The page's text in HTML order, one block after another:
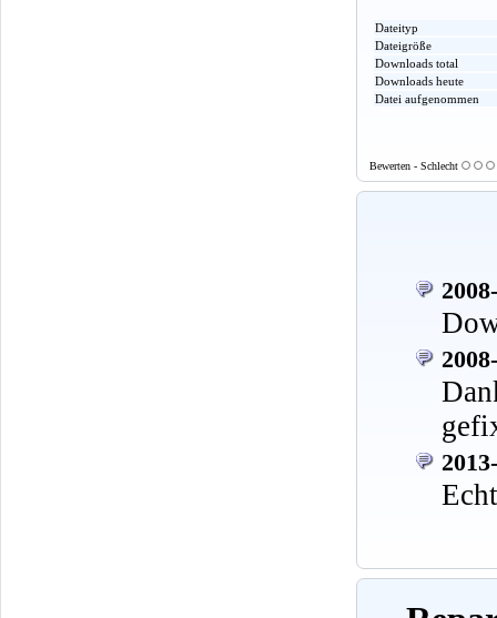
Dateityp
Dateigröße
Downloads total
Downloads heute
Datei aufgenommen
Bewerten - Schlecht